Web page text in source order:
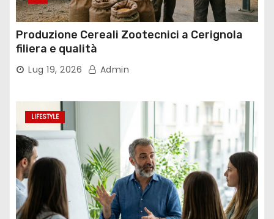
Produzione Cereali Zootecnici a Cerignola
filiera e qualità
Lug 19, 2026 Admin
LIFESTYLE